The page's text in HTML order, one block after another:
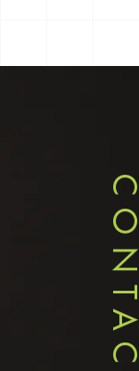
CONTACT